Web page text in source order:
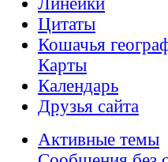
Цитаты
Кошачья
Карты
Календарь
Друзья сайта
Активные темы